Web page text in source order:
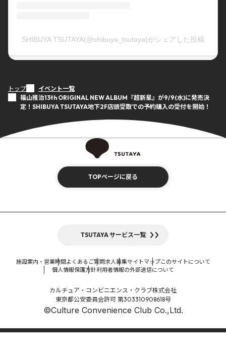
トップ
イベント一覧
福山雅治13th ORIGINAL NEW ALBUM『超新星』が9/9(水)に発売決
定！SHIBUYA TSUTAYA地下2F店頭受取での予約購入の受付を開始！
SHIBUYA TSUTAYA(@shibuya_tsutaya)がシェアした投稿
TOPページに戻る
TSUTAYA サービス一覧
施設案内・営業時間よくあるご質問求人募集サイトマップこのサイトについて
個人情報保護方針利用者情報の外部送信について
カルチュア・コンビニエンス・クラブ株式会社
東京都公安委員会許可 第303310908618号
©Culture Convenience Club Co.,Ltd.